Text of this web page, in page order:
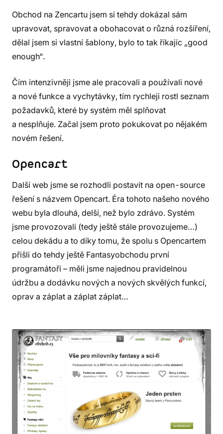
Obchod na Zencartu jsem si tehdy dokázal sám
upravovat, spravovat a obohacovat o různá rozšíření,
dělal jsem si vlastní šablony, bylo to tak říkajíc „good
enough“.
Čím intenzivněji jsme ale pracovali a používali nové
a nové funkce a vychytávky, tím rychleji rostl seznam
požadavků, které by systém měl splňovat
a nesplňuje. Začal jsem proto pokukovat po nějakém
novém řešení.
Opencart
Další web jsme se rozhodli postavit na open-source
řešení s názvem Opencart. Éra tohoto našeho nového
webu byla dlouhá, delší, než bylo zdrávo. Systém
jsme provozovali (tedy ještě stále provozujeme…)
celou dekádu a to díky tomu, že spolu s Opencartem
přišli do tehdy ještě Fantasyobchodu první
programátoři – měli jsme najednou pravidelnou
údržbu a dodávku nových a nových skvělých funkcí,
oprav a záplat a záplat záplat…